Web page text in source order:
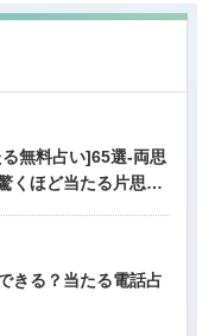
無料占い]65選-両思
くほど当たる片思い
きる？当たる電話占